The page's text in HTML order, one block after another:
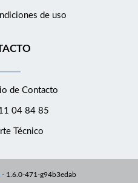
de uso
de Contacto
04 84 85
Técnico
- 1.6.0-471-g94b3edab